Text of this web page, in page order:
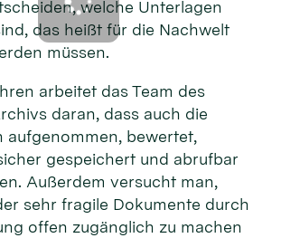
welche Unterlagen
das heißt für die Nachwelt
müssen.
arbeitet das Team des
daran, dass auch die
aufgenommen, bewertet,
gespeichert und abrufbar
Außerdem versucht man,
sehr fragile Dokumente durch
offen zugänglich zu machen